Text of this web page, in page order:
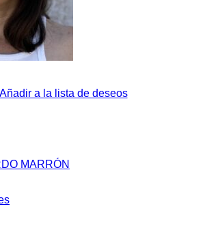
Añadir a la lista de deseos
MARRÓN